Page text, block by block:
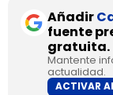
Añadir
fuente
gratuita.
Mantente
actualidad.
ACTIVAR